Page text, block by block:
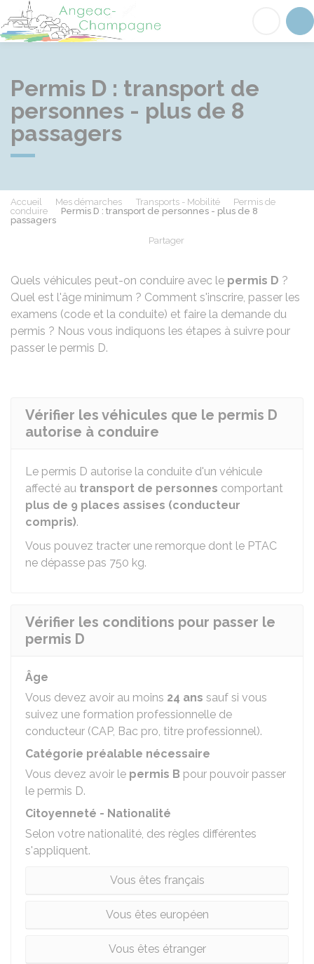
Angeac-Champagne
Permis D : transport de
personnes - plus de 8
passagers
Accueil Mes démarches Transports - Mobilité
Permis de
conduire
Permis D : transport de personnes - plus de 8
passagers
Partager
Quels véhicules peut-on conduire avec le permis D ?
Quel est l'âge minimum ? Comment s'inscrire, passer les
examens (code et la conduite) et faire la demande du
permis ? Nous vous indiquons les étapes à suivre pour
passer le permis D.
Vérifier les véhicules que le permis D
autorise à conduire
Le permis D autorise la conduite d'un véhicule
affecté au transport de personnes comportant
plus de 9 places assises (conducteur
compris).
Vous pouvez tracter une remorque dont le PTAC
ne dépasse pas 750 kg.
Vérifier les conditions pour passer le
permis D
Âge
Vous devez avoir au moins 24 ans sauf si vous
suivez une formation professionnelle de
conducteur (CAP, Bac pro, titre professionnel).
Catégorie préalable nécessaire
Vous devez avoir le permis B pour pouvoir passer
le permis D.
Citoyenneté - Nationalité
Selon votre nationalité, des règles différentes
s'appliquent.
Vous êtes français
Vous êtes européen
Vous êtes étranger